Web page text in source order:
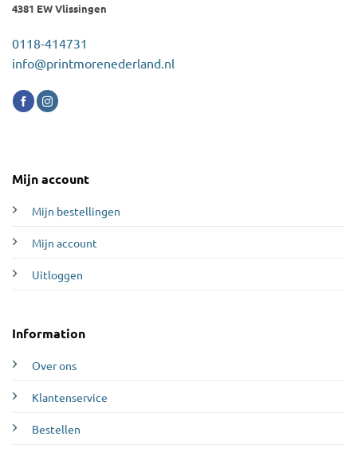
4381 EW Vlissingen
0118-414731
info@printmorenederland.nl
Mijn account
Mijn bestellingen
Mijn account
Uitloggen
Information
Over ons
Klantenservice
Bestellen